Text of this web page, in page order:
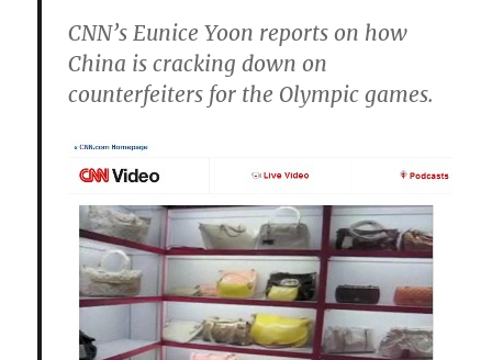
CNN’s Eunice Yoon reports on how
China is cracking down on
counterfeiters for the Olympic games.